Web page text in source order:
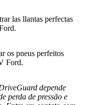
las llantas perfectas
os pneus perfeitos
Ford.
depende
perda de pressão e